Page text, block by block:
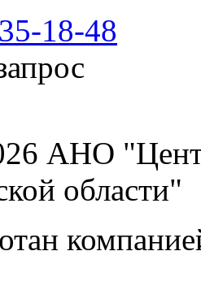
18-48
АНО
области"